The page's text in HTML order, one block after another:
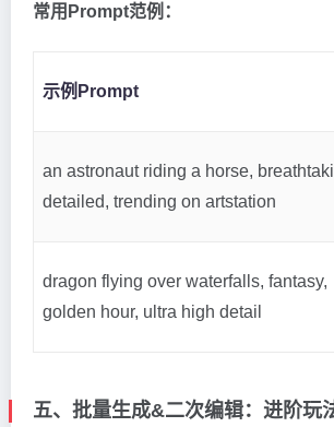
常用Prompt范例：
示例Prompt
an astronaut riding a horse,
detailed, trending on artstation
dragon flying over waterfalls, fantasy,
golden hour, ultra high detail
五、批量生成&二次编辑：进阶玩